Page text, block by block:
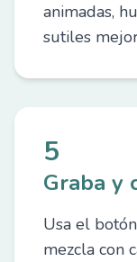
animadas,
sutiles
5
Graba y
Usa el
mezcla con